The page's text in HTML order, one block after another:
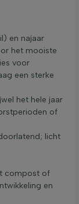
en najaar
het mooiste
voor
een sterke
het hele jaar
of
licht
compost of
en